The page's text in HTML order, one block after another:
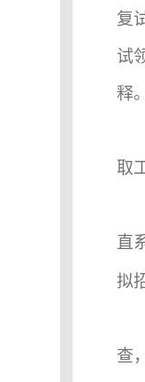
复
试
释
取
直
拟
查